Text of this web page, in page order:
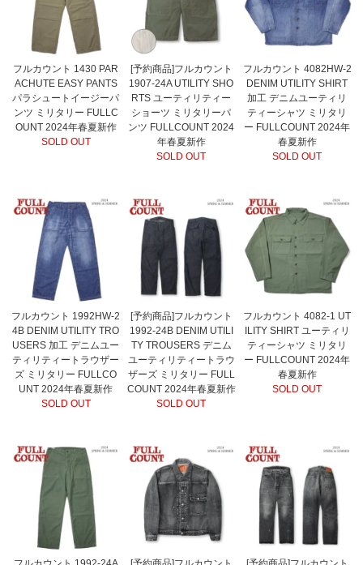
フルカウント 1430 PAR
ACHUTE EASY PANTS
パラシュートイージーパ
ンツ ミリタリー FULLC
OUNT 2024年春夏新作
SOLD OUT
[予約商品]フルカウント
1907-24A UTILITY SHO
RTS ユーティリティー
ショーツ ミリタリーパ
ンツ FULLCOUNT 2024
年春夏新作
SOLD OUT
フルカウント 4082HW-2
DENIM UTILITY SHIRT
加工 デニムユーティリ
ティーシャツ ミリタリ
ー FULLCOUNT 2024年
春夏新作
SOLD OUT
フルカウント 1992HW-2
4B DENIM UTILITY TRO
USERS 加工 デニムユー
ティリティートラウザー
ズ ミリタリー FULLCO
UNT 2024年春夏新作
SOLD OUT
[予約商品]フルカウント
1992-24B DENIM UTILI
TY TROUSERS デニム
ユーティリティートラウ
ザーズ ミリタリー FULL
COUNT 2024年春夏新作
SOLD OUT
フルカウント 4082-1 UT
ILITY SHIRT ユーティリ
ティーシャツ ミリタリ
ー FULLCOUNT 2024年
春夏新作
SOLD OUT